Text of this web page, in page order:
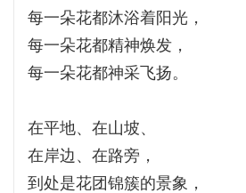
每一朵花都沐浴着阳光，
每一朵花都精神焕发，
每一朵花都神采飞扬。
在平地、在山坡、
在岸边、在路旁，
到处是花团锦簇的景象，